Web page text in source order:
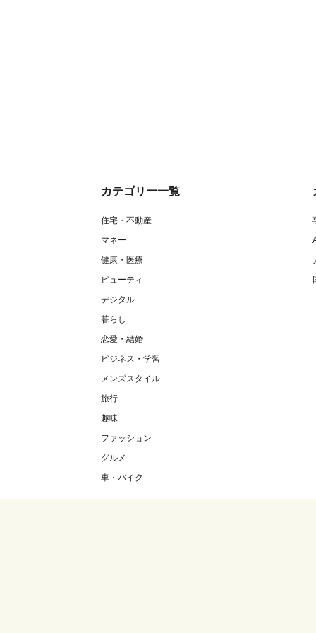
カテゴリー一覧
住宅・不動産
マネー
健康・医療
ビューティ
デジタル
暮らし
恋愛・結婚
ビジネス・学習
メンズスタイル
旅行
趣味
ファッション
グルメ
車・バイク